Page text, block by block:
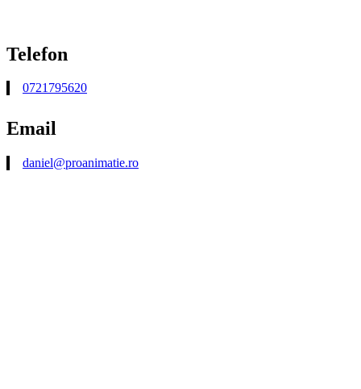
Telefon
0721795620
Email
daniel@proanimatie.ro